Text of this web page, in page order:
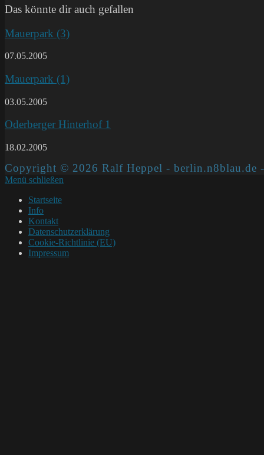
Das könnte dir auch gefallen
Mauerpark (3)
07.05.2005
Mauerpark (1)
03.05.2005
Oderberger Hinterhof 1
18.02.2005
Copyright © 2026 Ralf Heppel - berlin.n8blau.de
Menü schließen
Startseite
Info
Kontakt
Datenschutzerklärung
Cookie-Richtlinie (EU)
Impressum